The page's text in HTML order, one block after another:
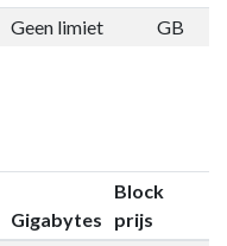
Geen limiet GB
Gigabytes
Block
prijs